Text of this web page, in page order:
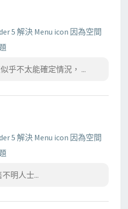
5 解決 Menu icon 因為空間
乎不太能確定情況， ...
5 解決 Menu icon 因為空間
明人士...